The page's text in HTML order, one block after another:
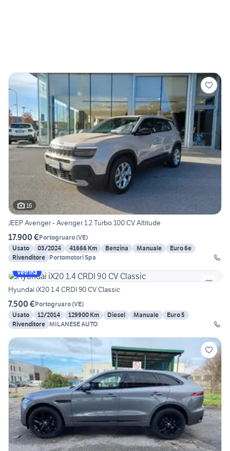
16
JEEP Avenger - Avenger 1.2 Turbo 100 CV Altitude
17.900 €Portogruaro(VE)
Usato
03/2024 41666 Km Benzina Manuale
Euro 6e
Rivenditore Portomotori Spa
Vetrina
Hyundai iX20 1.4 CRDI 90 CV Classic
7.500 €Portogruaro(VE)
Usato
12/2014 129900 Km Diesel Manuale
Euro 5
Rivenditore MILANESE AUTO